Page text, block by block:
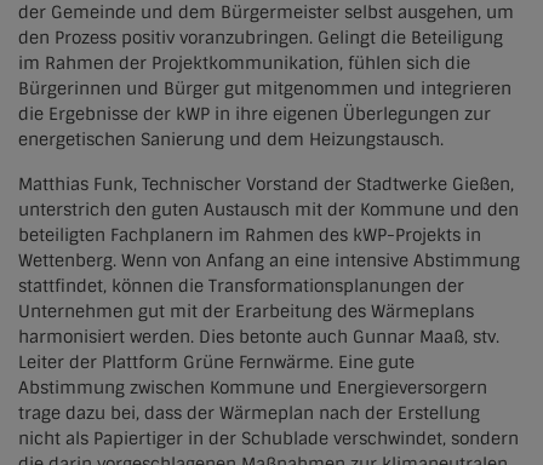
der Gemeinde und dem Bürgermeister selbst ausgehen, um
den Prozess positiv voranzubringen. Gelingt die Beteiligung
im Rahmen der Projektkommunikation, fühlen sich die
Bürgerinnen und Bürger gut mitgenommen und integrieren
die Ergebnisse der kWP in ihre eigenen Überlegungen zur
energetischen Sanierung und dem Heizungstausch.
Matthias Funk, Technischer Vorstand der Stadtwerke Gießen,
unterstrich den guten Austausch mit der Kommune und den
beteiligten Fachplanern im Rahmen des kWP-Projekts in
Wettenberg. Wenn von Anfang an eine intensive Abstimmung
stattfindet, können die Transformationsplanungen der
Unternehmen gut mit der Erarbeitung des Wärmeplans
harmonisiert werden. Dies betonte auch Gunnar Maaß, stv.
Leiter der Plattform Grüne Fernwärme. Eine gute
Abstimmung zwischen Kommune und Energieversorgern
trage dazu bei, dass der Wärmeplan nach der Erstellung
nicht als Papiertiger in der Schublade verschwindet, sondern